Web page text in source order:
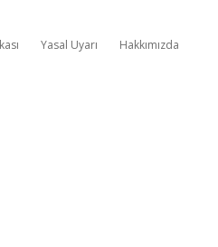
Yasal Uyarı Hakkımızda